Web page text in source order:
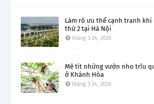
Làm rõ ưu thế cạnh tranh khi
thứ 2 tại Hà Nội
tháng 3 24, 2026
Mê tít những vườn nho trĩu
ở Khánh Hòa
tháng 3 24, 2026